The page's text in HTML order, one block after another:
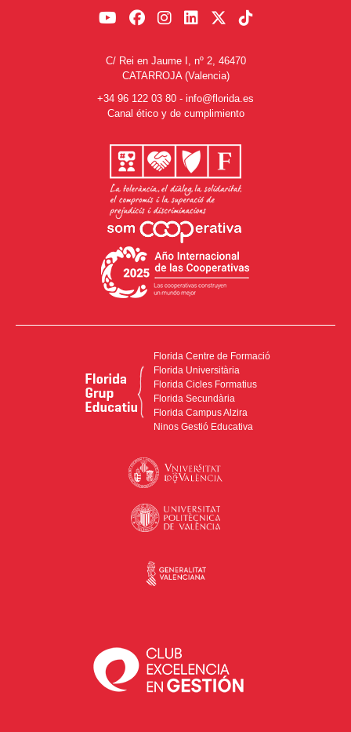
C/ Rei en Jaume I, nº 2, 46470
CATARROJA (Valencia)
+34 96 122 03 80 - info@florida.es
Canal ético y de cumplimiento
Florida Centre de Formació
Florida Universitària
Florida Cicles Formatius
Florida Secundària
Florida Campus Alzira
Ninos Gestió Educativa